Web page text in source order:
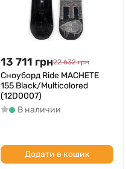
13 711 грн22 632 грн
Сноуборд Ride MACHETE
155 Black/Multicolored
(12D0007)
В наличии
Додати в кошик